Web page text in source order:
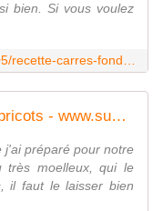
bien. Si vous voulez
Gâteau moelleux au yaourt et abricots - www.sucreetepices.com
j'ai préparé pour notre
très moelleux, qui le
il faut le laisser bien